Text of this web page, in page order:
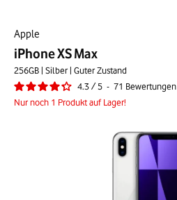
Apple
iPhone XS Max
256GB | Silber | Guter Zustand
4.3/5 - 71 Bewertungen
Nur noch 1 Produkt auf Lager!